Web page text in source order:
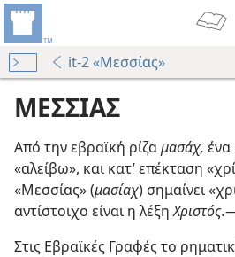
it-2 «Μεσσίας»
ΜΕΣΣΙΑΣ
Από την εβραϊκή ρίζαμασάχ, ένα
«αλείβω», και κατ’ επέκταση
«Μεσσίας» (μασίαχ) σημαίνει
αντίστοιχο είναι η λέξηΧριστός.
Στις Εβραϊκές Γραφές το